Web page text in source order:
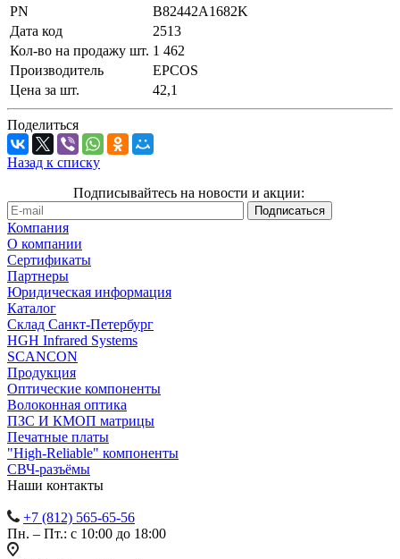
PN
B82442A1682K
Дата код
2513
Кол-во на продажу шт. 1 462
Производитель
EPCOS
Цена за шт.
42,1
Поделиться
Назад к списку
Подписывайтесь на новости и акции:
Компания
О компании
Сертификаты
Партнеры
Юридическая информация
Каталог
Cклад Санкт-Петербург
HGH Infrared Systems
SCANCON
Продукция
Оптические компоненты
Волоконная оптика
ПЗС И КМОП матрицы
Печатные платы
"High-Reliable" компоненты
СВЧ-разъёмы
Наши контакты
+7 (812) 565-65-56
Пн. – Пт.: с 10:00 до 18:00